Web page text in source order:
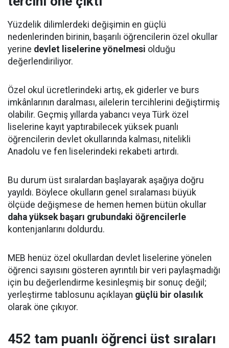
Yüzdelik dilimlerdeki değişimin en güçlü
nedenlerinden birinin, başarılı öğrencilerin özel okullar
yerine devlet liselerine yönelmesi olduğu
değerlendiriliyor.
Özel okul ücretlerindeki artış, ek giderler ve burs
imkânlarının daralması, ailelerin tercihlerini değiştirmiş
olabilir. Geçmiş yıllarda yabancı veya Türk özel
liselerine kayıt yaptırabilecek yüksek puanlı
öğrencilerin devlet okullarında kalması, nitelikli
Anadolu ve fen liselerindeki rekabeti artırdı.
Bu durum üst sıralardan başlayarak aşağıya doğru
yayıldı. Böylece okulların genel sıralaması büyük
ölçüde değişmese de hemen hemen bütün okullar
daha yüksek başarı grubundaki öğrencilerle
kontenjanlarını doldurdu.
MEB henüz özel okullardan devlet liselerine yönelen
öğrenci sayısını gösteren ayrıntılı bir veri paylaşmadığı
için bu değerlendirme kesinleşmiş bir sonuç değil;
yerleştirme tablosunu açıklayan güçlü bir olasılık
olarak öne çıkıyor.
452 tam puanlı öğrenci üst sıraları